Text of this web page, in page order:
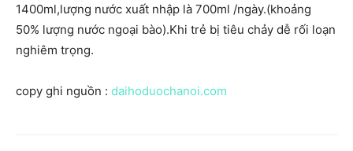
1400ml,lượng nước xuất nhập là 700ml /ngày.(khoảng
50% lượng nước ngoại bào).Khi trẻ bị tiêu chảy dễ rối loạn
nghiêm trọng.
copy ghi nguồn : daihoduochanoi.com